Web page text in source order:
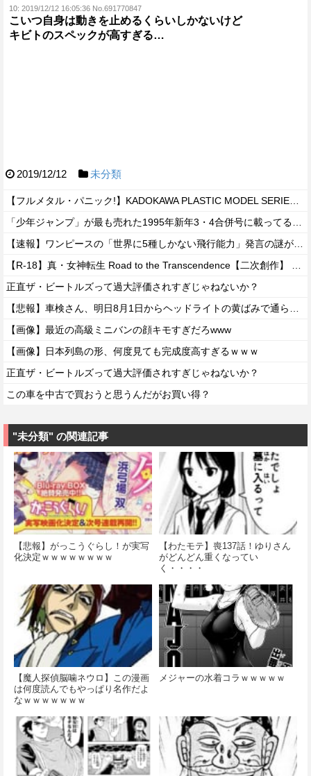
10: 2019/12/12 16:05:36 No.691770847
こいつ自身は動きを止めるくらいしかないけど
キビトのスペックが高すぎる…
2019/12/12 未分類
正直ザ・ビートルズって過大評価されすぎじゃねないか？
【画像】最近の高級ミニバンの顔キモすぎだろwww
【画像】日本列島の形、何度見ても完成度高すぎるｗｗｗ
正直ザ・ビートルズって過大評価されすぎじゃねないか？
この車を中古で買おうと思うんだがお買い得？
"未分類" の関連記事
【悲報】がっこうぐらし！が実写
化決定ｗｗｗｗｗｗｗｗ
【わたモテ】喪137話！ゆりさん
がどんどん重くなってい
く・・・・
【魔人探偵脳噛ネウロ】この漫画
は何度読んでもやっぱり名作だよ
なｗｗｗｗｗｗｗ
メジャーの水着コラｗｗｗｗｗ